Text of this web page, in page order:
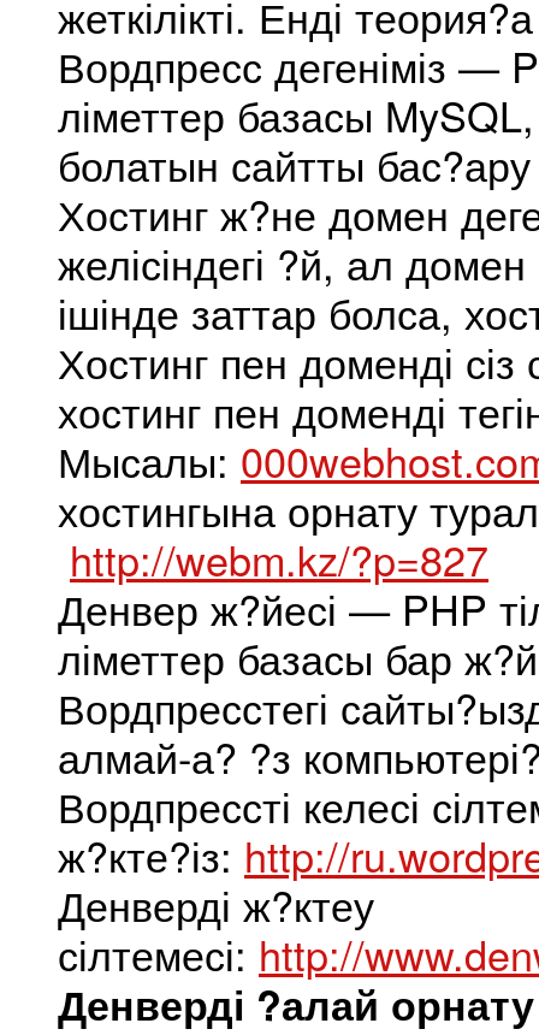
жеткілікті. Енді
Вордпресс дегеніміз —
ліметтер базасы
болатын сайтты
Хостинг ж?не домен
желісіндегі ?й, ал
ішінде заттар болса,
Хостинг пен доменді
хостинг пен доменді
Мысалы:
хостингына орнату
http://webm.kz/?p=827
Денвер ж?йесі — PHP
ліметтер базасы бар
Вордпресстегі
алмай-а? ?з
Вордпрессті келесі
ж?кте?із: http://
Денверді ж?ктеу
сілтемесі: http://
Денверді ?алай